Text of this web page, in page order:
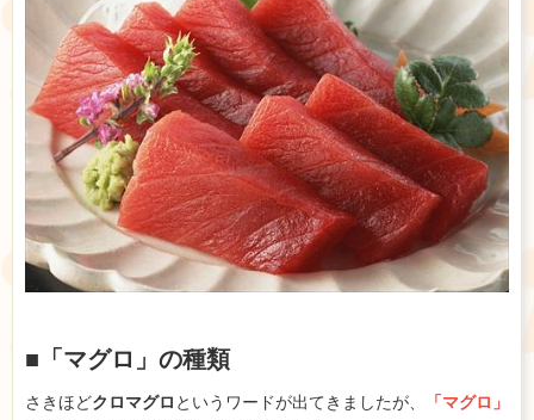
■「マグロ」の種類
さきほどクロマグロ というワードが出てきましたが、
「マグロ」